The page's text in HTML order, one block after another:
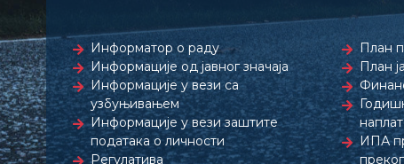
Информатор о раду
Информације од јавног значаја
Информације у вези са
узбуњивањем
Информације у вези заштите
података о личности
Регулатива
План
План
ИПА